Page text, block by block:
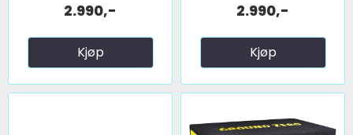
2.990,-
Kjøp
2.990,-
Kjøp